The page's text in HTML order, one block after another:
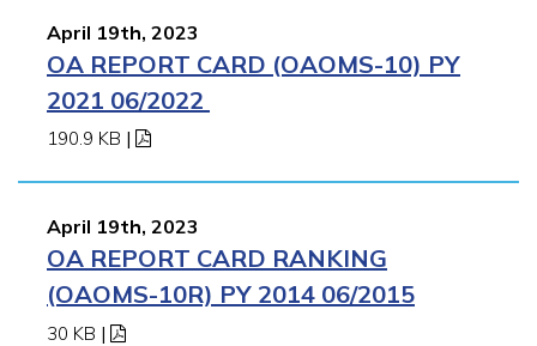
April 19th, 2023
OA REPORT CARD (OAOMS-10) PY
2021 06/2022
190.9 KB |
April 19th, 2023
OA REPORT CARD RANKING
(OAOMS-10R) PY 2014 06/2015
30 KB |